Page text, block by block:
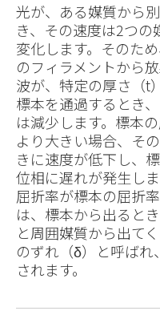
光が、ある媒質から
き、その速度は2つの
変化します。そのた
のフィラメントから
波が、特定の厚さ（t
標本を通過するとき
は減少します。標本
より大きい場合、そ
きに速度が低下し、
位相に遅れが発生し
屈折率が標本の屈折
は、標本から出ると
と周囲媒質から出て
のずれ（δ）と呼ば
されます。